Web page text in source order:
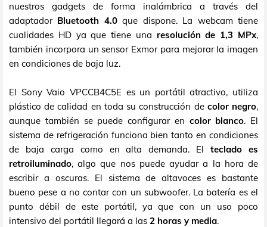
nuestros gadgets de forma inalámbrica a través del
adaptador Bluetooth 4.0que dispone. La webcam tiene
cualidades HD ya que tiene una resolución de 1,3 MPx,
también incorpora un sensor Exmor para mejorar la imagen
en condiciones de baja luz.
El Sony Vaio VPCCB4C5E es un portátil atractivo, utiliza
plástico de calidad en toda su construcción de color negro,
aunque también se puede configurar en color blanco. El
sistema de refrigeración funciona bien tanto en condiciones
de baja carga como en alta demanda. Elteclado es
retroiluminado, algo que nos puede ayudar a la hora de
escribir a oscuras. El sistema de altavoces es bastante
bueno pese a no contar con un subwoofer. La batería es el
punto débil de este portátil, ya que con un uso poco
intensivo del portátil llegará a las 2 horas y media.